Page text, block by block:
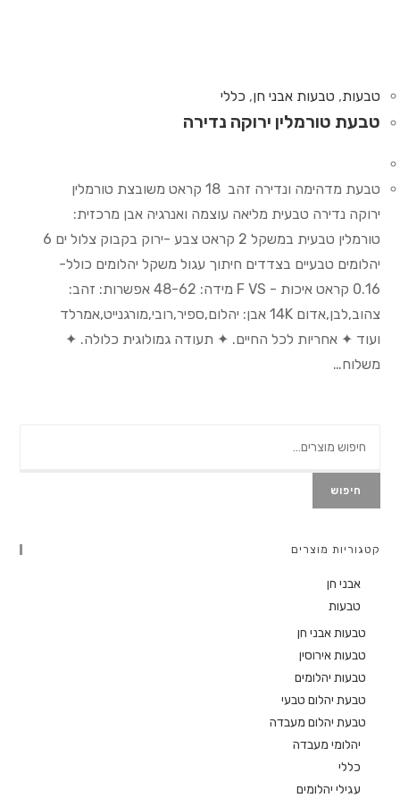
טבעות, טבעות אבני חן, כללי
טבעת טורמלין ירוקה נדירה
טבעת מדהימה ונדירה זהב 18 קראט משובצת טורמלין
ירוקה נדירה טבעית מליאה עוצמה ואנרגיה אבן מרכזית:
טורמלין טבעית במשקל 2 קראט צבע -ירוק בקבוק צלול ים 6
יהלומים טבעיים בצדדים חיתוך עגול משקל יהלומים כולל-
0.16 קראט איכות - F VS מידה: 48-62 אפשרות: זהב:
צהוב,לבן,אדום 14K אבן: יהלום,ספיר,רובי,מורגנייט,אמרלד
ועוד ✦ אחריות לכל החיים. ✦ תעודה גמולוגית כלולה. ✦
משלוח…
חיפוש
קטגוריות מוצרים
אבני חן
טבעות
טבעות אבני חן
טבעות אירוסין
טבעות יהלומים
טבעת יהלום טבעי
טבעת יהלום מעבדה
יהלומי מעבדה
כללי
עגילי יהלומים